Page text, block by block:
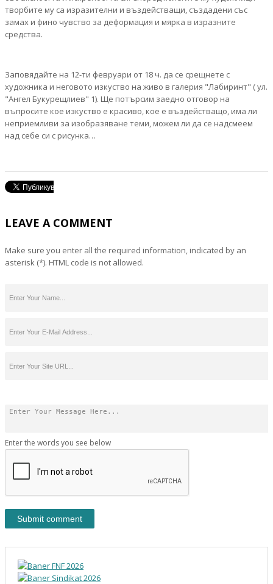
творбите му са изразителни и въздействащи, създадени със
замах и фино чувство за деформация и мярка в изразните
средства.
Заповядайте на 12-ти февруари от 18 ч. да се срещнете с
художника и неговото изкуство на живо в галерия "Лабиринт" ( ул.
"Ангел Букурещлиев" 1). Ще потърсим заедно отговор на
въпросите кое изкуство е красиво, кое е въздействащо, има ли
неприемливи за изобразяване теми, можем ли да се надсмеем
над себе си с рисунка…
LEAVE A COMMENT
Make sure you enter all the required information, indicated by an
asterisk (*). HTML code is not allowed.
Enter the words you see below